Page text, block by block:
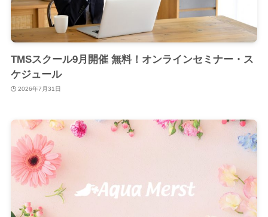
TMSスクール9月開催 無料！オンラインセミナー・ス
ケジュール
2026年7月31日